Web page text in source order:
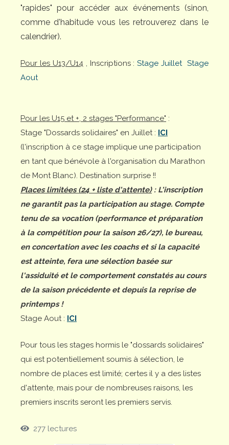
"rapides" pour accéder aux événements (sinon,
comme d'habitude vous les retrouverez dans le
calendrier).
Pour les U13/U14, Inscriptions :Stage Juillet Stage
Aout
Pour les U15 et +, 2 stages "Performance" :
Stage "Dossards solidaires" en Juillet : ICI
(l'inscription à ce stage implique une participation
en tant que bénévole à l'organisation du Marathon
de Mont Blanc). Destination surprise !!
Places limitées (24 + liste d'attente): L'inscription
ne garantit pas la participation au stage. Compte
tenu de sa vocation (performance et préparation
à la compétition pour la saison 26/27), le bureau,
en concertation avec les coachs et si la capacité
est atteinte, fera une sélection basée sur
l'assiduité et le comportement constatés au cours
de la saison précédente et depuis la reprise de
printemps !
Stage Aout : ICI
Pour tous les stages hormis le "dossards solidaires"
qui est potentiellement soumis à sélection, le
nombre de places est limité; certes il y a des listes
d'attente, mais pour de nombreuses raisons, les
premiers inscrits seront les premiers servis.
277 lectures